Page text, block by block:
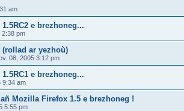
am
e brezhoneg...
2:38 pm
ar yezhoù)
08, 2005 3:12 pm
e brezhoneg...
9:34 am
Mozilla Firefox 1.5 e brezhoneg !
5:55 pm